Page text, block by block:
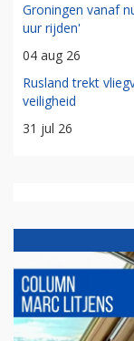
Groningen vanaf
uur rijden'
04 aug 26
Rusland trekt
veiligheid
31 jul 26